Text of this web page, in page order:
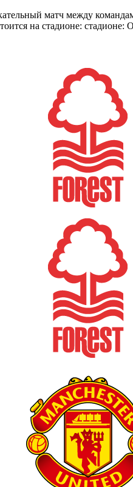
матч между
на стадионе: